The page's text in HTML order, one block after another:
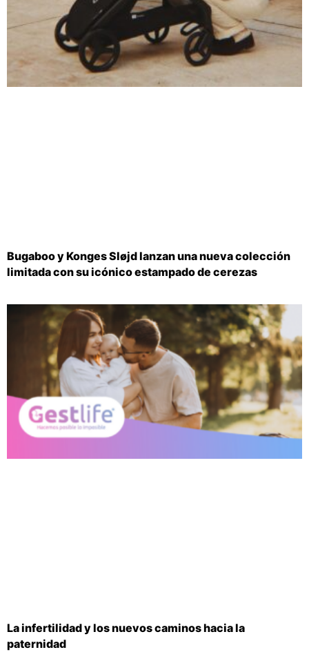
Bugaboo y Konges Sløjd lanzan una nueva colección
limitada con su icónico estampado de cerezas
La infertilidad y los nuevos caminos hacia la
paternidad